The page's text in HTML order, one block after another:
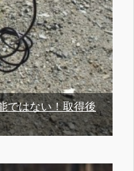
ではない！取得後